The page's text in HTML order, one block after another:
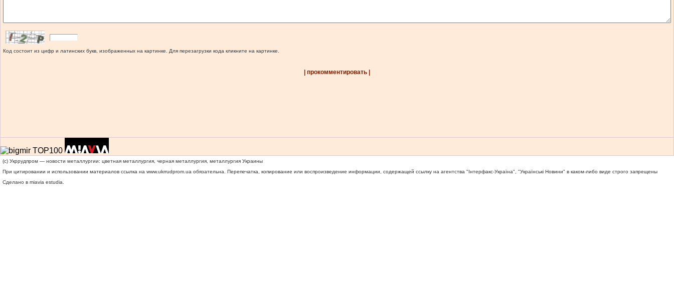
Код состоит из цифр и латинских букв, изображенных на картинке. Для перезагрузки кода кликните на картинке.
| прокомментировать |
(c) Укррудпром — новости металлургии: цветная металлургия, черная металлургия, металлургия Украины
При цитировании и использовании материалов ссылка на www.ukrrudprom.ua обязательна. Перепечатка, копирование или воспроизведение информации, содержащей ссылку на агентства "Iнтерфакс-Україна", "Українськi Новини" в каком-либо виде строго запрещены
Сделано в miavia estudia.